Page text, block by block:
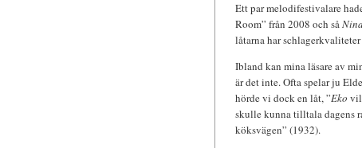
Ett par melodifestivalare
Room” från 2008 och såNina
låtarna har
Ibland kan mina läsare av
är det inte. Ofta spelar ju
hörde vi dock en låt, ”Eko
skulle kunna tilltala dagens
köksvägen” (1932).